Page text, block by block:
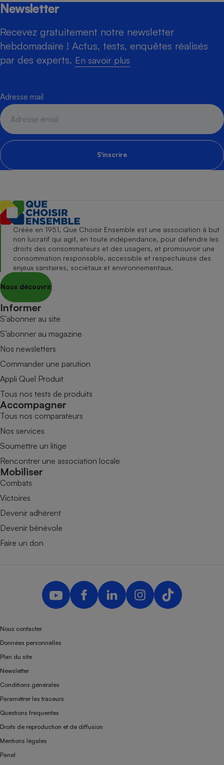
Newsletter
Recevez gratuitement notre newsletter
hebdomadaire ! Actus, tests, enquêtes réalisés
par des experts. En savoir plus
Adresse mail
S'inscrire
Créée en 1951, Que Choisir Ensemble est une association à but
non lucratif qui agit, en toute indépendance, pour défendre les
droits des consommateurs et des usagers, et promouvoir une
consommation responsable, accessible et respectueuse des
enjeux sanitaires, sociétaux et environnementaux.
Nous découvrir
Informer
S’abonner au site
S’abonner au magazine
Nos newsletters
Commander une parution
Appli Quel Produit
Tous nos tests de produits
Accompagner
Tous nos comparateurs
Nos services
Soumettre un litige
Rencontrer une association locale
Mobiliser
Combats
Victoires
Devenir adhérent
Devenir bénévole
Faire un don
Nous contacter
Données personnelles
Plan du site
Newsletter
Conditions générales
Paramétrer les traceurs
Questions fréquentes
Droits de reproduction et de diffusion
Mentions légales
Panel